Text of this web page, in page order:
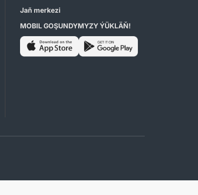
Jaň merkezi
MOBIL GOŞUNDYMYZY ÝÜKLÄŇ!